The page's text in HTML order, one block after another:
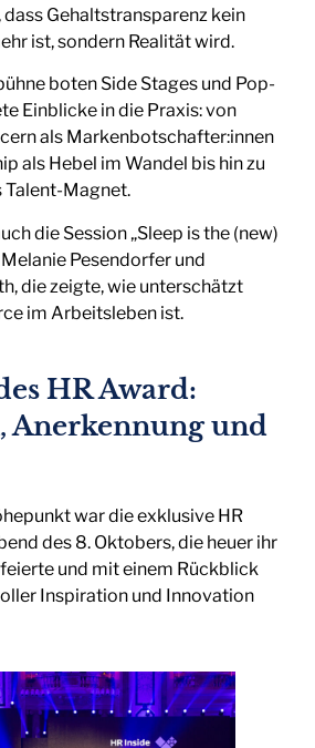
Gehaltstransparenz kein
ist, sondern Realität wird.
boten Side Stages und Pop-
Einblicke in die Praxis: von
als Markenbotschafter:innen
als Hebel im Wandel bis hin zu
Talent-Magnet.
die Session „Sleep is the (new)
Pesendorfer und
die zeigte, wie unterschätzt
im Arbeitsleben ist.
HR Award:
Anerkennung und
war die exklusive HR
des 8. Oktobers, die heuer ihr
und mit einem Rückblick
Inspiration und Innovation